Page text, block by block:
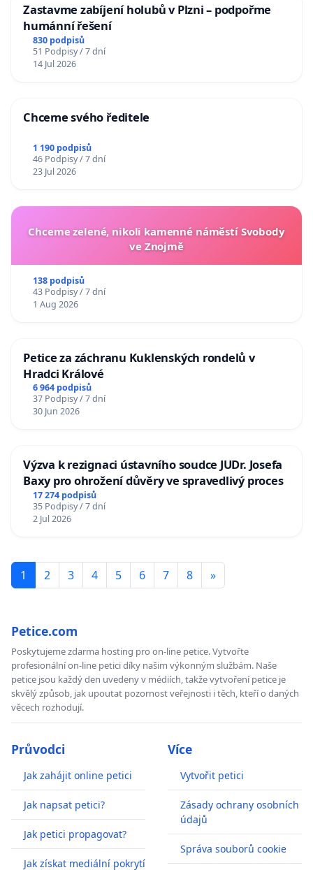
Zastavme zabíjení holubů v Plzni – podpořme
humánní řešení
830 podpisů
51 Podpisy / 7 dní
14 Jul 2026
Chceme svého ředitele
1 190 podpisů
46 Podpisy / 7 dní
23 Jul 2026
Chceme zelené, nikoli kamenné náměstí Svobody
ve Znojmě
138 podpisů
43 Podpisy / 7 dní
1 Aug 2026
Petice za záchranu Kuklenských rondelů v
Hradci Králové
6 964 podpisů
37 Podpisy / 7 dní
30 Jun 2026
Výzva k rezignaci ústavního soudce JUDr. Josefa
Baxy pro ohrožení důvěry ve spravedlivý proces
17 274 podpisů
35 Podpisy / 7 dní
2 Jul 2026
1 2 3 4 5 6 7 8 »
Petice.com
Poskytujeme zdarma hosting pro on-line petice. Vytvořte
profesionální on-line petici díky našim výkonným službám. Naše
petice jsou každý den uvedeny v médiích, takže vytvoření petice je
skvělý způsob, jak upoutat pozornost veřejnosti i těch, kteří o daných
věcech rozhodují.
Průvodci
Jak zahájit online petici
Jak napsat petici?
Jak petici propagovat?
Jak získat mediální pokrytí
Více
Vytvořit petici
Zásady ochrany osobních
údajů
Správa souborů cookie